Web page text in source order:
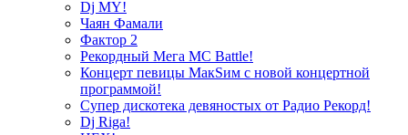
Dj MY!
Чаян Фамали
Фактор 2
Рекордный Мега МС Battle!
Концерт певицы МакSим с новой концертной
программой!
Супер дискотека девяностых от Радио Рекорд!
Dj Riga!